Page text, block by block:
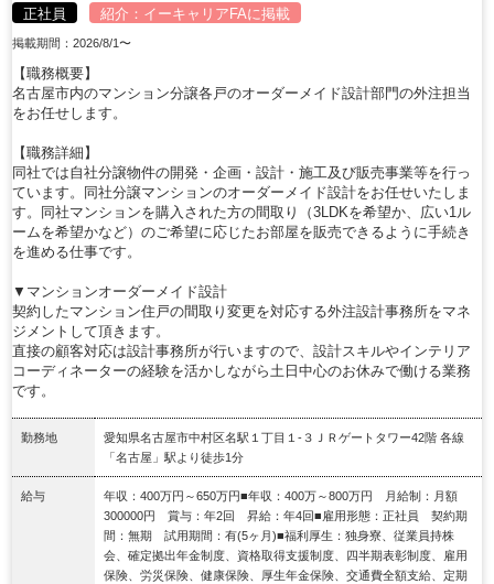
正社員 紹介： イーキャリアFAに掲載
掲載期間：2026/8/1〜
【職務概要】
名古屋市内のマンション分譲各戸のオーダーメイド設計部門の外注担当
をお任せします。
【職務詳細】
同社では自社分譲物件の開発・企画・設計・施工及び販売事業等を行っ
ています。同社分譲マンションのオーダーメイド設計をお任せいたしま
す。同社マンションを購入された方の間取り（3LDKを希望か、広い1ル
ームを希望かなど）のご希望に応じたお部屋を販売できるように手続き
を進める仕事です。
▼マンションオーダーメイド設計
契約したマンション住戸の間取り変更を対応する外注設計事務所をマネ
ジメントして頂きます。
直接の顧客対応は設計事務所が行いますので、設計スキルやインテリア
コーディネーターの経験を活かしながら土日中心のお休みで働ける業務
です。
勤務地
愛知県名古屋市中村区名駅１丁目１‐３ＪＲゲートタワー42階 各線
「名古屋」駅より徒歩1分
給与
年収：400万円～650万円■年収：400万～800万円 月給制：月額
300000円 賞与：年2回 昇給：年4回■雇用形態：正社員 契約期
間：無期 試用期間：有(5ヶ月)■福利厚生：独身寮、従業員持株
会、確定拠出年金制度、資格取得支援制度、四半期表彰制度、雇用
保険、労災保険、健康保険、厚生年金保険、交通費全額支給、定期